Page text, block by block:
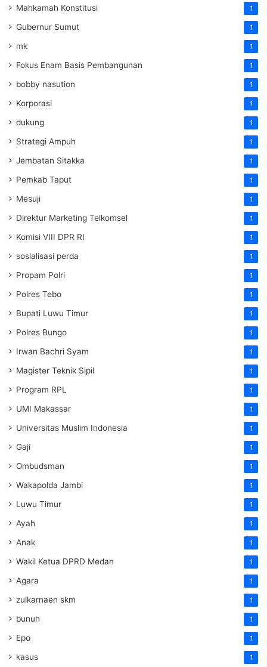
Mahkamah Konstitusi 1
Gubernur Sumut 1
mk 1
Fokus Enam Basis Pembangunan 1
bobby nasution 1
Korporasi 1
dukung 1
Strategi Ampuh 1
Jembatan Sitakka 1
Pemkab Taput 1
Mesuji 1
Direktur Marketing Telkomsel 1
Komisi VIII DPR RI 1
sosialisasi perda 1
Propam Polri 1
Polres Tebo 1
Bupati Luwu Timur 1
Polres Bungo 1
Irwan Bachri Syam 1
Magister Teknik Sipil 1
Program RPL 1
UMI Makassar 1
Universitas Muslim Indonesia 1
Gaji 1
Ombudsman 1
Wakapolda Jambi 1
Luwu Timur 1
Ayah 1
Anak 1
Wakil Ketua DPRD Medan 1
Agara 1
zulkarnaen skm 1
bunuh 1
Epo 1
kasus 1